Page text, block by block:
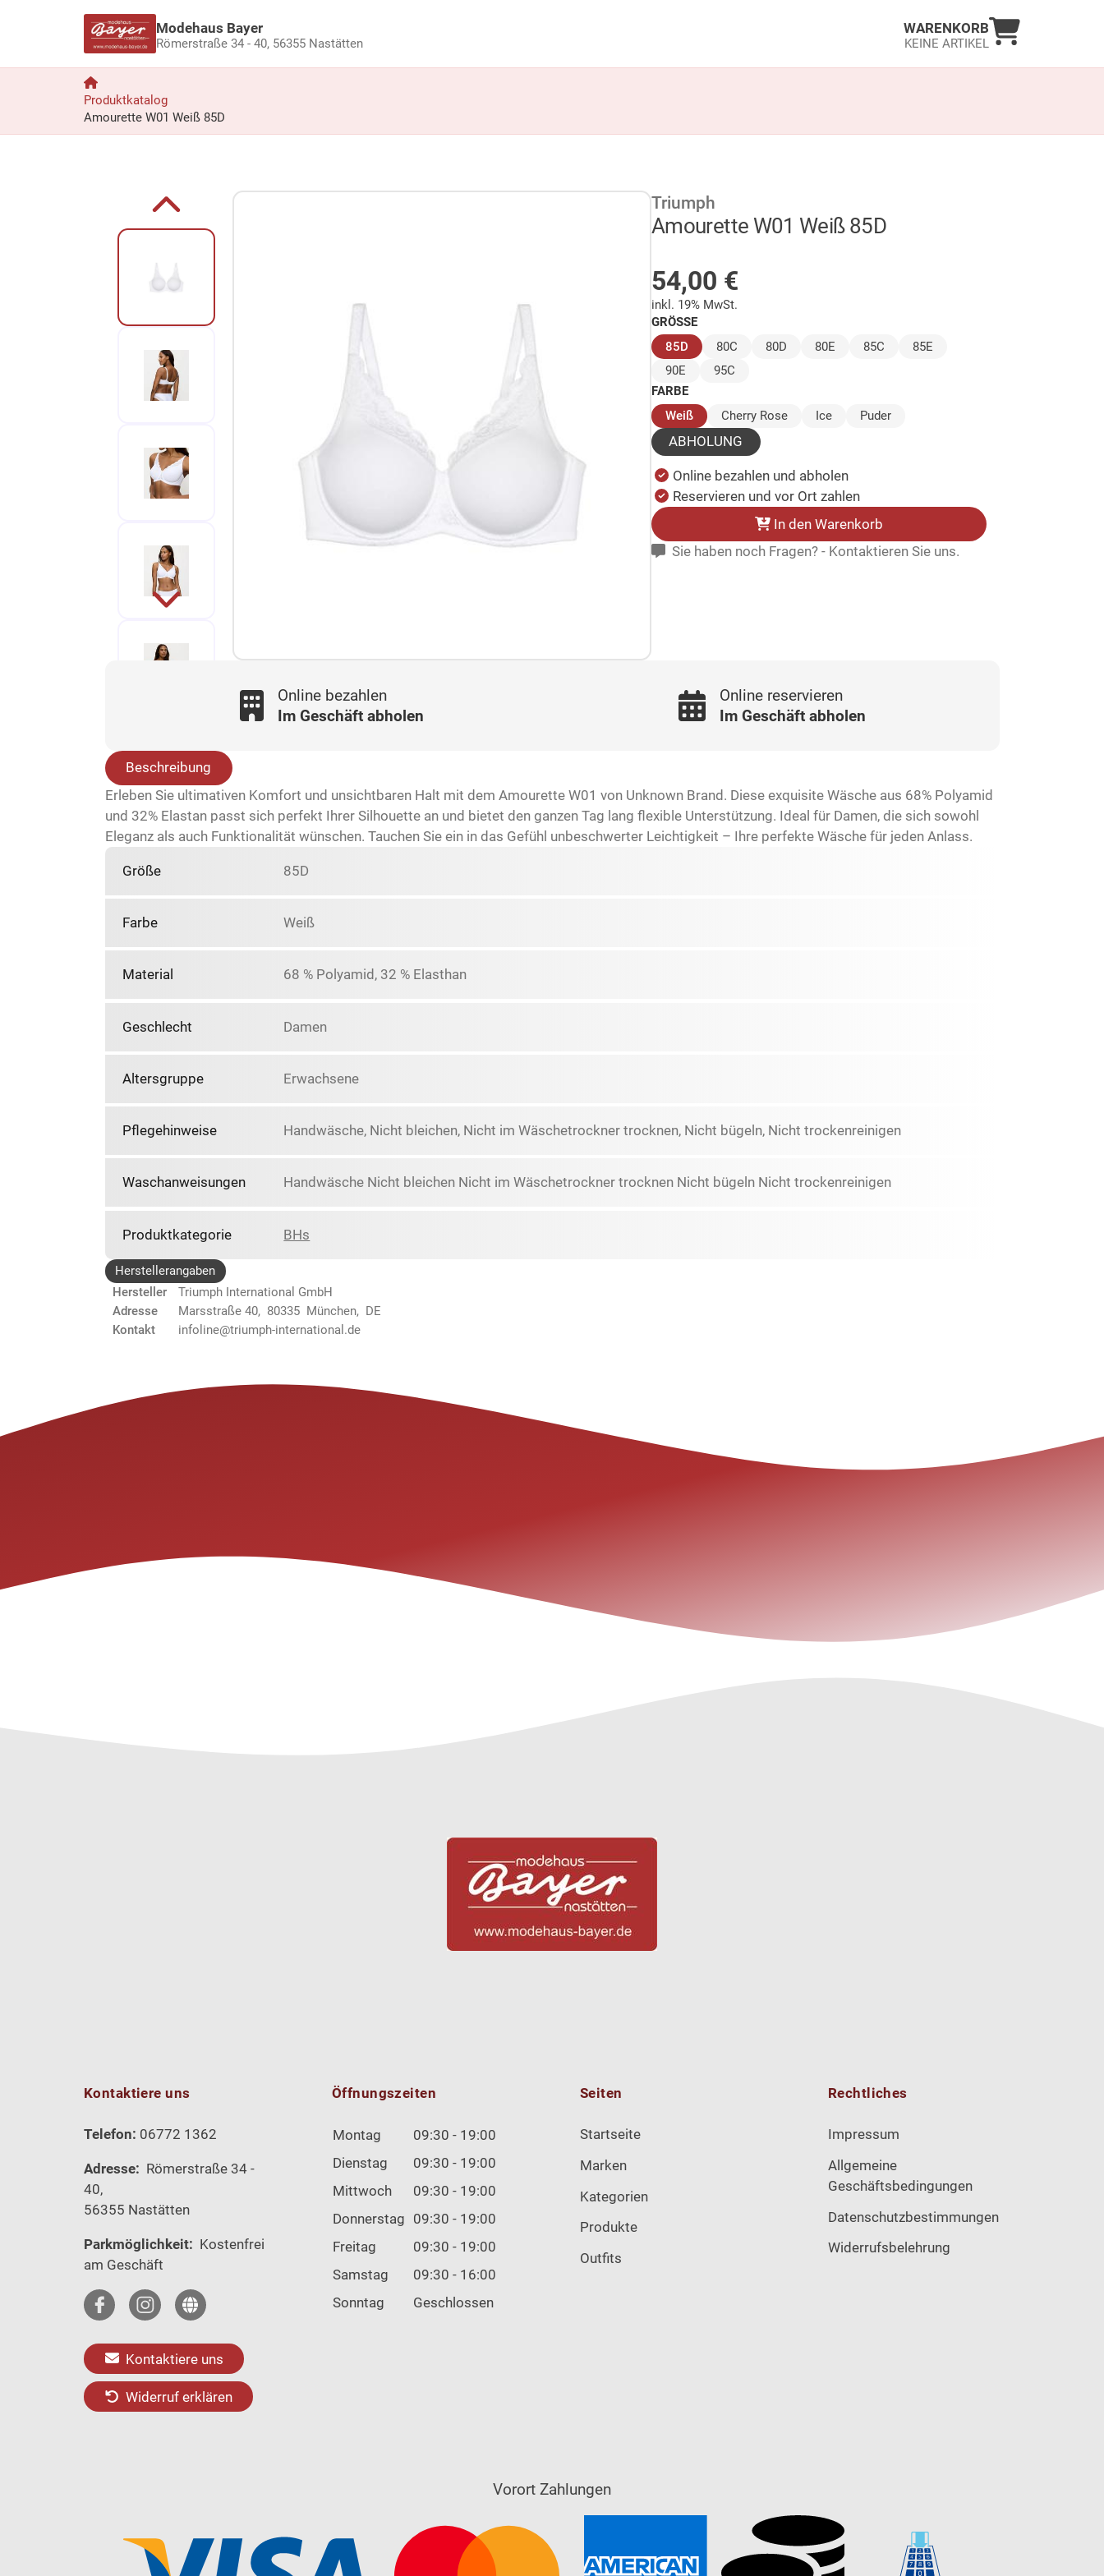
Modehaus Bayer
Römerstraße 34 - 40, 56355 Nastätten
WARENKORB
KEINE ARTIKEL
Warenkorb
Produktkatalog
Amourette W01 Weiß 85D
Zur Produktbeschreibung springen Triumph
Amourette W01 Weiß 85D
54,00 €
inkl. 19% MwSt.
GRÖSSE
85D (ausgewählt)
80C 80D 80E 85C
85E
90E
95C
FARBE
Weiß(ausgewählt)
Cherry Rose Ice Puder
ABHOLUNG
Online bezahlen und abholen
Reservieren und vor Ort zahlen
In den Warenkorb
Sie haben noch Fragen? - Kontaktieren Sie uns.
Online bezahlen
Im Geschäft abholen
Online reservieren
Im Geschäft abholen
Beschreibung
Erleben Sie ultimativen Komfort und unsichtbaren Halt mit dem Amourette W01 von Unknown Brand. Diese exquisite Wäsche aus 68% Polyamid
und 32% Elastan passt sich perfekt Ihrer Silhouette an und bietet den ganzen Tag lang flexible Unterstützung. Ideal für Damen, die sich sowohl
Eleganz als auch Funktionalität wünschen. Tauchen Sie ein in das Gefühl unbeschwerter Leichtigkeit – Ihre perfekte Wäsche für jeden Anlass.
Größe 85D
Farbe Weiß
Material 68 % Polyamid, 32 % Elasthan
Geschlecht Damen
Altersgruppe Erwachsene
Pflegehinweise Handwäsche, Nicht bleichen, Nicht im Wäschetrockner trocknen, Nicht bügeln, Nicht trockenreinigen
Waschanweisungen Handwäsche Nicht bleichen Nicht im Wäschetrockner trocknen Nicht bügeln Nicht trockenreinigen
Produktkategorie BHs
Herstellerangaben
Hersteller
Triumph International GmbH
Adresse
Marsstraße 40, 80335 München, DE
Kontakt
infoline@triumph-international.de
Kontaktiere uns
Telefon: 06772 1362
Adresse: Römerstraße 34 -
40,
56355 Nastätten
Parkmöglichkeit: Kostenfrei
am Geschäft
Kontaktiere uns
Widerruf erklären
Öffnungszeiten
Montag
09:30 - 19:00
Dienstag
09:30 - 19:00
Mittwoch
09:30 - 19:00
Donnerstag 09:30 - 19:00
Freitag
09:30 - 19:00
Samstag
09:30 - 16:00
Sonntag
Geschlossen
Seiten
Startseite
Marken
Kategorien
Produkte
Outfits
Rechtliches
Impressum
Allgemeine
Geschäftsbedingungen
Datenschutzbestimmungen
Widerrufsbelehrung
Vorort Zahlungen